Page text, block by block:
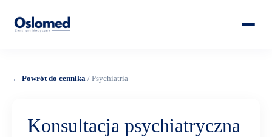
← Powrót do cennika / Psychiatria
Konsultacja psychiatryczna